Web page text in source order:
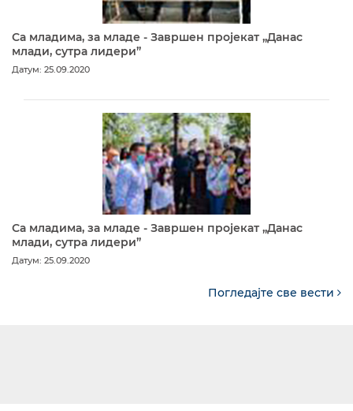
Са младима, за младе - Завршен пројекат „Данас
млади, сутра лидери”
Датум: 25.09.2020
Са младима, за младе - Завршен пројекат „Данас
млади, сутра лидери”
Датум: 25.09.2020
Погледајте све вести